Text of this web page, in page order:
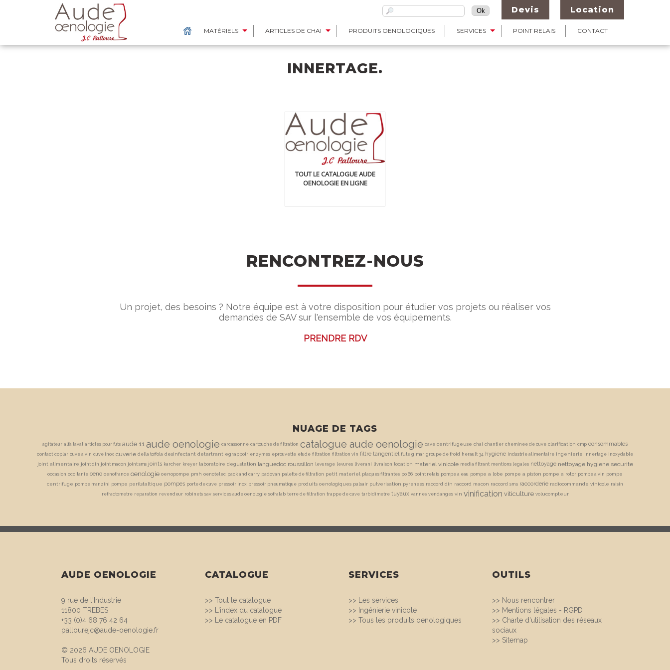
Devis Location
MATÉRIELS ARTICLES DE CHAI PRODUITS OENOLOGIQUES SERVICES POINT RELAIS CONTACT
INNERTAGE.
TOUT LE CATALOGUE AUDE
OENOLOGIE EN LIGNE
RENCONTREZ-NOUS
Un projet, des besoins ? Notre équipe est à votre disposition pour étudier vos projets ou réaliser vos
demandes de SAV sur l'ensemble de vos équipements.
PRENDRE RDV
NUAGE DE TAGS
agitateur alfa laval articles pour futs aude 11 aude oenologie carcassonne cartouche de filtration catalogue aude oenologie cave centrifugeuse chai chantier cheminee de cuve clarification cmp consommables
contact coplar cuve a vin cuve inox cuverie della toffola desinfectant detartrant egrappoir enzymes eprouvette etude filtration filtration vin filtre tangentiel futs gimar groupe de froid herault 34 hygiene industrie alimentaire ingenierie innertage inoxydable
joint alimentaire joint din joint macon joint sms joints karcher kreyer laboratoire degustation languedoc roussillon levurage levures liverani livraison location materiel vinicole media filtrant mentions legales nettoyage nettoyage hygiene securite
occasion occitanie oeno oenofrance oenologie oenopompe pmh oenotelec pack and carry padovan palette de filtration petit materiel plaques filtrantes po 66 point relais pompe a eau pompe a lobe pompe a piston pompe a rotor pompe a vin pompe
centrifuge pompe manzini pompe perilstaltique pompes porte de cuve pressoir inox pressoir pneumatique produits oenologiques pulsair pulverisation pyrenees raccord din raccord macon raccord sms raccorderie radiocommande vinicole raisin
refractometre reparation revendeur robinets sav services aude oenologie sofralab terre de filtration trappe de cuve turbidimetre tuyaux vannes vendanges vin vinification viticulture volucompteur
AUDE OENOLOGIE
9 rue de l'Industrie
11800 TREBES
+33 (0)4 68 76 42 64
pallourejc@aude-oenologie.fr
© 2026 AUDE OENOLOGIE
Tous droits réservés
CATALOGUE
>> Tout le catalogue
>> L'index du catalogue
>> Le catalogue en PDF
SERVICES
>> Les services
>> Ingénierie vinicole
>> Tous les produits oenologiques
OUTILS
>> Nous rencontrer
>> Mentions légales - RGPD
>> Charte d'utilisation des réseaux
sociaux
>> Sitemap